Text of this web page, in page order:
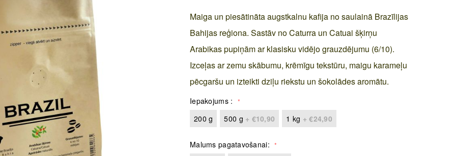
Maiga un piesātināta augstkalnu kafija no saulainā Brazīlijas
Bahijas reģiona. Sastāv no Caturra un Catuai šķirņu
Arabikas pupiņām ar klasisku vidējo grauzdējumu (6/10).
Izceļas ar zemu skābumu, krēmīgu tekstūru, maigu karameļu
pēcgaršu un izteikti dziļu riekstu un šokolādes aromātu.
Iepakojums
200 g
500 g + €10,90 1 kg +€24,90
Malums pagatavošanai